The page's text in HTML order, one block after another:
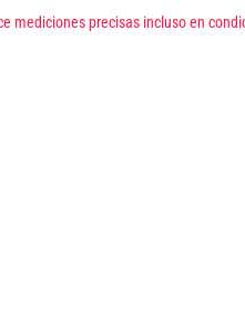
mediciones precisas incluso en